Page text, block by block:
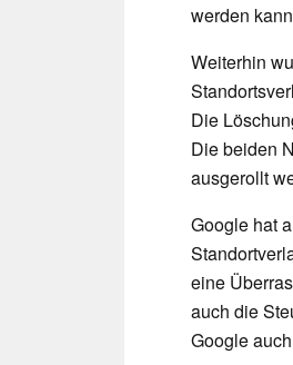
werden
Weiterhin
Die
Die beiden
ausgerollt
Google hat
eine
auch die
Google